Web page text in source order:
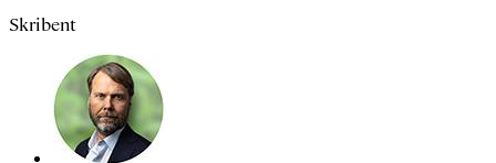
Skribent